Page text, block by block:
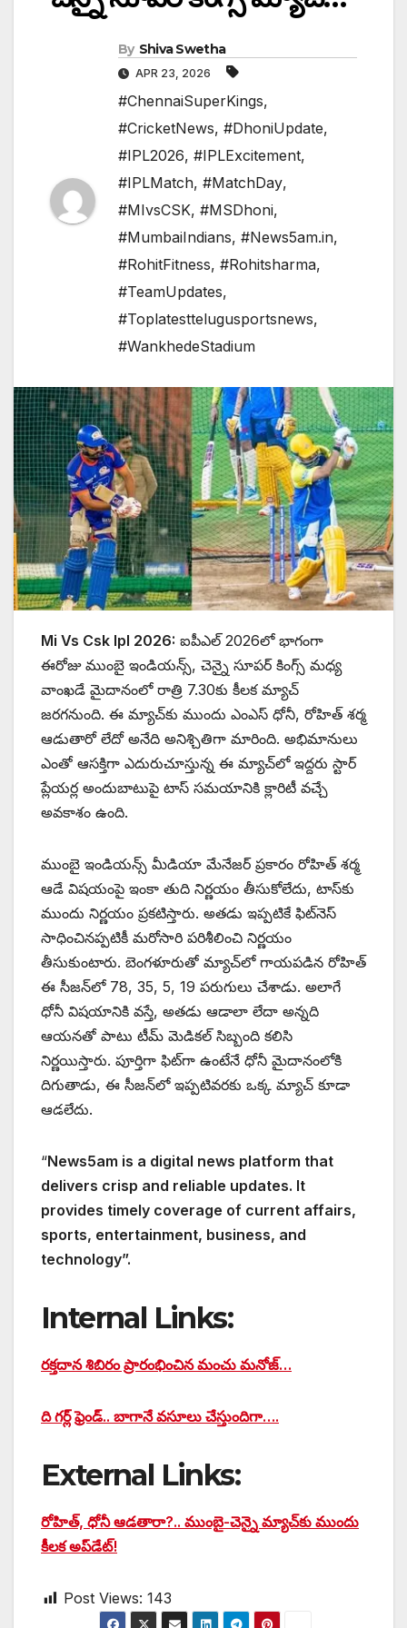
By Shiva Swetha
APR 23, 2026
#ChennaiSuperKings,
#CricketNews, #DhoniUpdate,
#IPL2026, #IPLExcitement,
#IPLMatch, #MatchDay,
#MIvsCSK, #MSDhoni,
#MumbaiIndians, #News5am.in,
#RohitFitness, #Rohitsharma,
#TeamUpdates,
#Toplatesttelugusportsnews,
#WankhedeStadium
Mi Vs Csk Ipl 2026: ఐపీఎల్ 2026లో భాగంగా
ఈరోజు ముంబై ఇండియన్స్, చెన్నై సూపర్ కింగ్స్ మధ్య
వాంఖడే మైదానంలో రాత్రి 7.30కు కీలక మ్యాచ్
జరగనుంది. ఈ మ్యాచ్‌కు ముందు ఎంఎస్ ధోనీ, రోహిత్ శర్మ
ఆడుతారో లేదో అనేది అనిశ్చితిగా మారింది. అభిమానులు
ఎంతో ఆసక్తిగా ఎదురుచూస్తున్న ఈ మ్యాచ్‌లో ఇద్దరు స్టార్
ప్లేయర్ల అందుబాటుపై టాస్ సమయానికి క్లారిటీ వచ్చే
అవకాశం ఉంది.
ముంబై ఇండియన్స్ మీడియా మేనేజర్ ప్రకారం రోహిత్ శర్మ
ఆడే విషయంపై ఇంకా తుది నిర్ణయం తీసుకోలేదు, టాస్‌కు
ముందు నిర్ణయం ప్రకటిస్తారు. అతడు ఇప్పటికే ఫిట్‌నెస్
సాధించినప్పటికీ మరోసారి పరిశీలించి నిర్ణయం
తీసుకుంటారు. బెంగళూరుతో మ్యాచ్‌లో గాయపడిన రోహిత్
ఈ సీజన్‌లో 78, 35, 5, 19 పరుగులు చేశాడు. అలాగే
ధోనీ విషయానికి వస్తే, అతడు ఆడాలా లేదా అన్నది
ఆయనతో పాటు టీమ్ మెడికల్ సిబ్బంది కలిసి
నిర్ణయిస్తారు. పూర్తిగా ఫిట్‌గా ఉంటేనే ధోనీ మైదానంలోకి
దిగుతాడు, ఈ సీజన్‌లో ఇప్పటివరకు ఒక్క మ్యాచ్ కూడా
ఆడలేదు.
“News5am is a digital news platform that
delivers crisp and reliable updates. It
provides timely coverage of current affairs,
sports, entertainment, business, and
technology”.
Internal Links:
రక్తదాన శిబిరం ప్రారంభించిన మంచు మనోజ్…
ది గర్ల్ ఫ్రెండ్.. బాగానే వసూలు చేస్తుందిగా….
External Links:
రోహిత్, ధోనీ ఆడతారా?.. ముంబై-చెన్నై మ్యాచ్‌కు ముందు
కీలక అప్‌డేట్!
Post Views: 143